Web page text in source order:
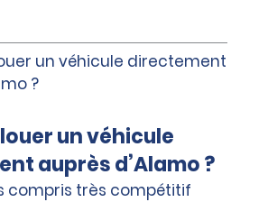
un véhicule
auprès d’Alamo ?
compris très compétitif